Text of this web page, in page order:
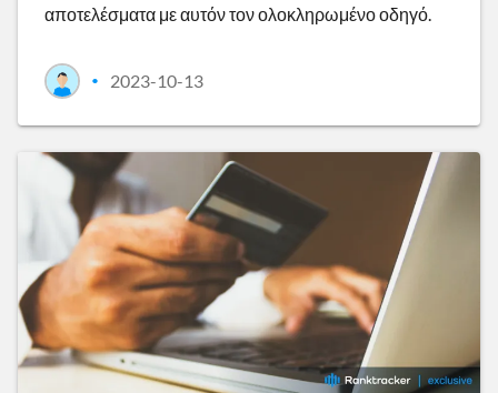
αποτελέσματα με αυτόν τον ολοκληρωμένο οδηγό.
• 2023-10-13